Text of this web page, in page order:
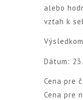
alebo
vzťah k
Dátum:
Cena pre
Cena pre